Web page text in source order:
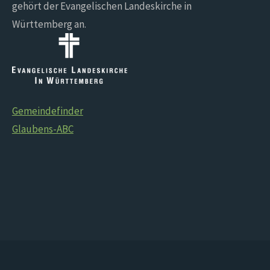
gehört der Evangelischen Landeskirche in
Württemberg an.
Gemeindefinder
Glaubens-ABC